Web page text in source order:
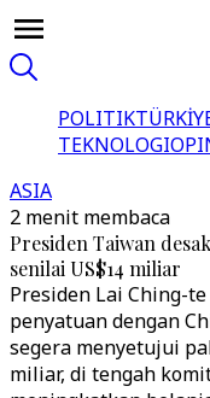
POLITIK
TEKNOLOGI
ASIA
2 menit membaca
Presiden Taiwan
senilai US$14 miliar
Presiden Lai Ching-
penyatuan dengan
segera menyetujui
miliar, di tengah